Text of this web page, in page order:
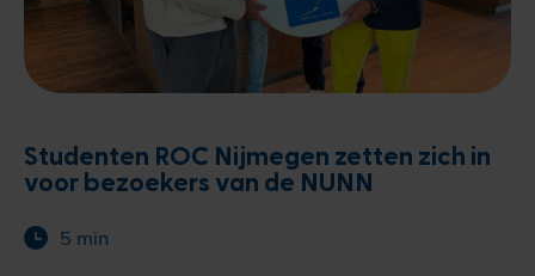
Studenten ROC Nijmegen zetten zich in
voor bezoekers van de NUNN
5 min